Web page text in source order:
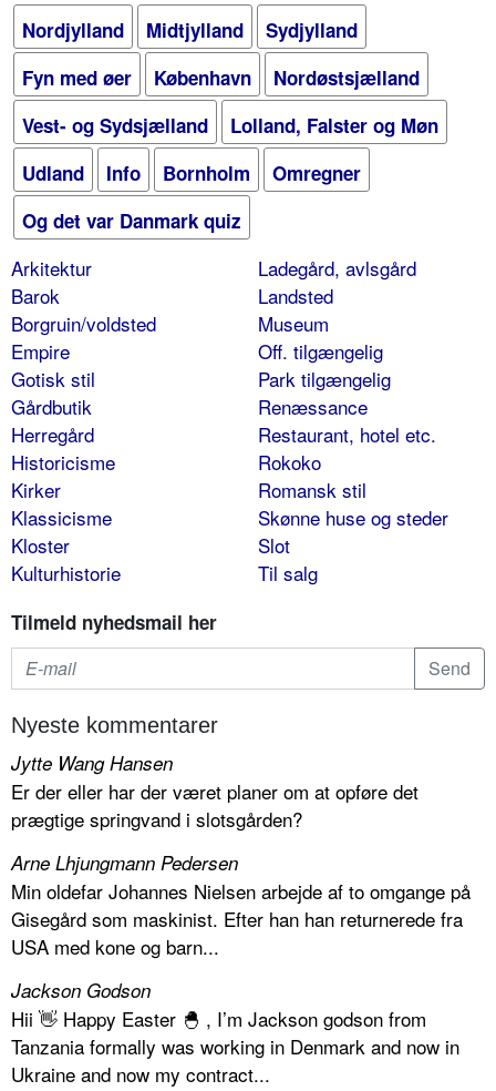
Nordjylland Midtjylland
Sydjylland
Fyn med øer
København
Nordøstsjælland
Vest- og Sydsjælland
Lolland, Falster og Møn
Udland
Info Bornholm
Omregner
Og det var Danmark quiz
Arkitektur
Barok
Borgruin/voldsted
Empire
Gotisk stil
Gårdbutik
Herregård
Historicisme
Kirker
Klassicisme
Kloster
Kulturhistorie
Ladegård, avlsgård
Landsted
Museum
Off. tilgængelig
Park tilgængelig
Renæssance
Restaurant, hotel etc.
Rokoko
Romansk stil
Skønne huse og steder
Slot
Til salg
Tilmeld nyhedsmail her
Nyeste kommentarer
Jytte Wang Hansen
Er der eller har der været planer om at opføre det
prægtige springvand i slotsgården?
Arne Lhjungmann Pedersen
Min oldefar Johannes Nielsen arbejde af to omgange på
Gisegård som maskinist. Efter han han returnerede fra
USA med kone og barn...
Jackson Godson
Hii 👋 Happy Easter 🐣 , I’m Jackson godson from
Tanzania formally was working in Denmark and now in
Ukraine and now my contract...